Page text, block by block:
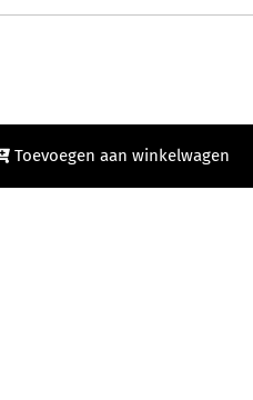
Toevoegen aan winkelwagen